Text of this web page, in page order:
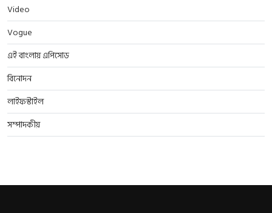
Video
Vogue
এই বাংলায় এপিসোড
বিনোদন
লাইফস্টাইল
সম্পাদকীয়